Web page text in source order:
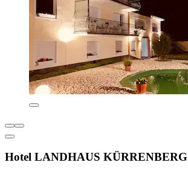
Hotel LANDHAUS KÜRRENBERG